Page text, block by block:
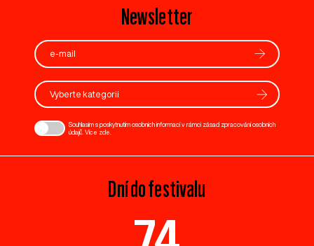
Newsletter
Vyberte kategorii
Souhlasím s poskytnutím osobních informací v rámci zásad zpracování osobních
údajů. Více zde
Dní do festivalu